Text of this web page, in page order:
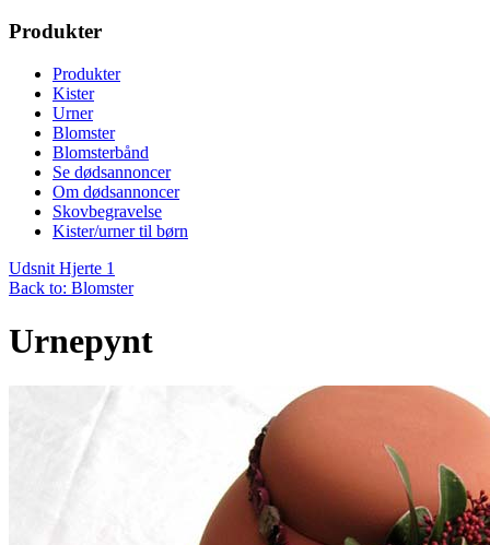
Produkter
Produkter
Kister
Urner
Blomster
Blomsterbånd
Se dødsannoncer
Om dødsannoncer
Skovbegravelse
Kister/urner til børn
Udsnit Hjerte 1
Back to: Blomster
Urnepynt